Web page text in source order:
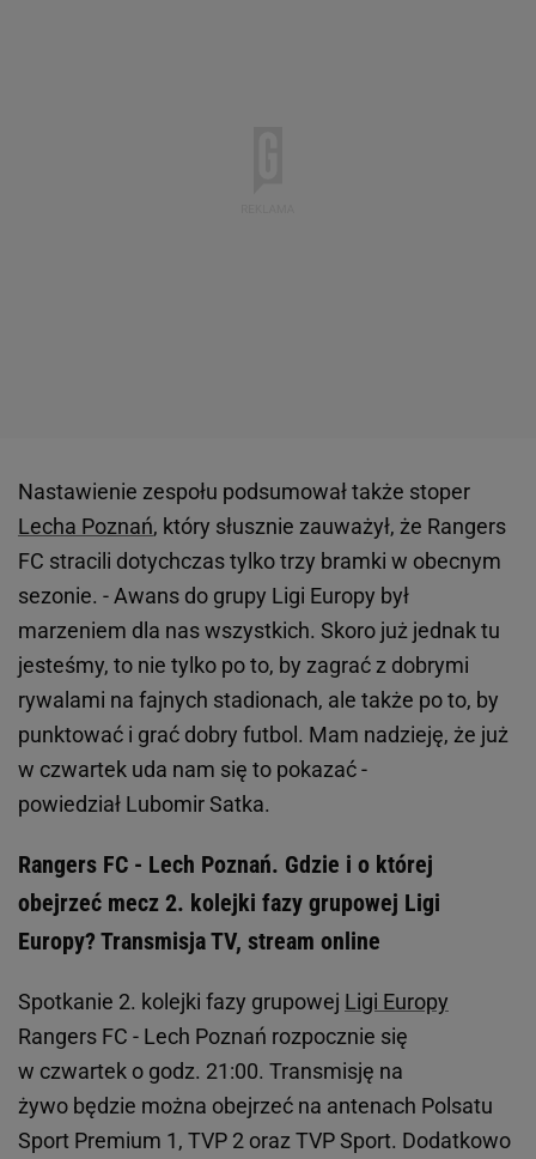
Nastawienie zespołu podsumował także stoper
Lecha Poznań, który słusznie zauważył, że Rangers
FC stracili dotychczas tylko trzy bramki w obecnym
sezonie. - Awans do grupy Ligi Europy był
marzeniem dla nas wszystkich. Skoro już jednak tu
jesteśmy, to nie tylko po to, by zagrać z dobrymi
rywalami na fajnych stadionach, ale także po to, by
punktować i grać dobry futbol. Mam nadzieję, że już
w czwartek uda nam się to pokazać -
powiedział Lubomir Satka.
Rangers FC - Lech Poznań. Gdzie i o której
obejrzeć mecz 2. kolejki fazy grupowej Ligi
Europy? Transmisja TV, stream online
Spotkanie 2. kolejki fazy grupowej Ligi Europy
Rangers FC - Lech Poznań rozpocznie się
w czwartek o godz. 21:00. Transmisję na
żywo będzie można obejrzeć na antenach Polsatu
Sport Premium 1, TVP 2 oraz TVP Sport. Dodatkowo